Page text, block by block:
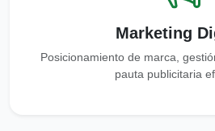
Marketing
Posicionamiento de marca,
pauta publicitaria